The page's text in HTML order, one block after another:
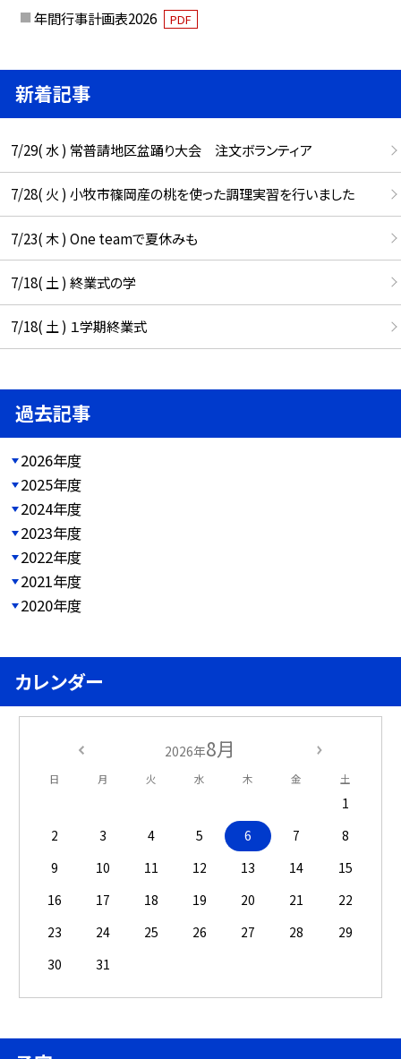
年間行事計画表2026 PDF
新着記事
7/29( 水 ) 常普請地区盆踊り大会 注文ボランティア
7/28( 火 ) 小牧市篠岡産の桃を使った調理実習を行いました
7/23( 木 ) One teamで夏休みも
7/18( 土 ) 終業式の学
7/18( 土 ) １学期終業式
過去記事
2026年度
2025年度
2024年度
2023年度
2022年度
2021年度
2020年度
カレンダー
2026年8月
日 月 火 水 木 金 土
1
2
3 4 5 6 7
8
9
10 11 12 13 14
15
16
17 18 19 20 21
22
23
24 25 26 27 28
29
30
31